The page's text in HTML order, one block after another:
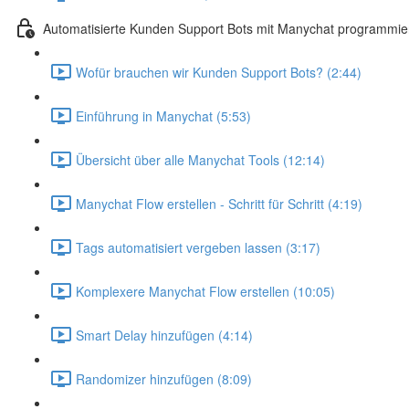
Automatisierte Kunden Support Bots mit Manychat
Wofür brauchen wir Kunden Support Bots? (2:44)
Einführung in Manychat (5:53)
Übersicht über alle Manychat Tools (12:14)
Manychat Flow erstellen - Schritt für Schritt (4:19)
Tags automatisiert vergeben lassen (3:17)
Komplexere Manychat Flow erstellen (10:05)
Smart Delay hinzufügen (4:14)
Randomizer hinzufügen (8:09)